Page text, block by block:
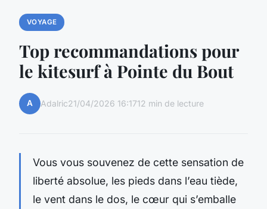
VOYAGE
Top recommandations pour
le kitesurf à Pointe du Bout
A Adalric21/04/2026 16:1712 min de lecture
Vous vous souvenez de cette sensation de
liberté absolue, les pieds dans l’eau tiède,
le vent dans le dos, le cœur qui s’emballe